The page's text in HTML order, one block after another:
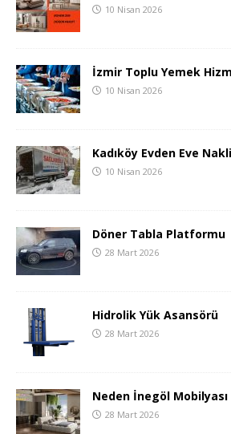
10 Nisan 2026
İzmir Toplu Yemek
10 Nisan 2026
Kadıköy Evden Eve
10 Nisan 2026
Döner Tabla Platformu
28 Mart 2026
Hidrolik Yük Asansörü
28 Mart 2026
Neden İnegöl
28 Mart 2026